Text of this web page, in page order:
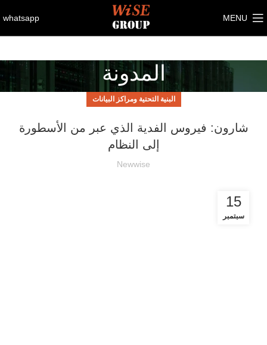
MENU
whatsapp
المدونة
البنية التحتية ومراكز البيانات
شارون: فيروس الفدية الذي عبر من الأسطورة
إلى النظام
Newwise
15
سبتمبر